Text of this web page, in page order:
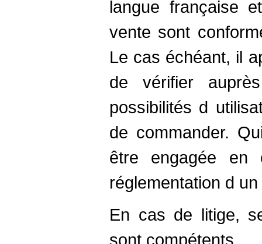
langue française
vente sont
Le cas échéant, il
de vérifier
possibilités d
de commander.
être engagée
réglementation d
En cas de litige,
sont compétents.